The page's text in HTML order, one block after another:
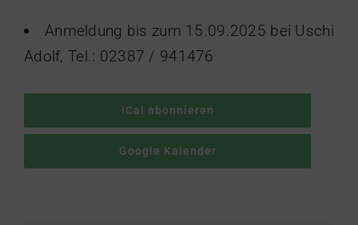
Anmeldung bis zum 15.09.2025 bei Uschi
Adolf, Tel.: 02387 / 941476
iCal abonnieren
Google Kalender